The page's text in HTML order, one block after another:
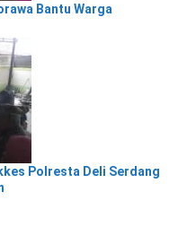
Bantu Warga
Polresta Deli Serdang